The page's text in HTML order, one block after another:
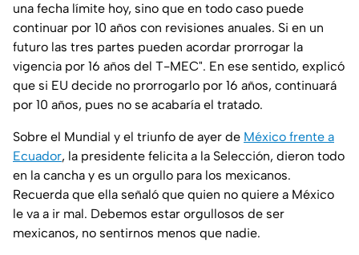
una fecha límite hoy, sino que en todo caso puede
continuar por 10 años con revisiones anuales. Si en un
futuro las tres partes pueden acordar prorrogar la
vigencia por 16 años del T-MEC". En ese sentido, explicó
que si EU decide no prorrogarlo por 16 años, continuará
por 10 años, pues no se acabaría el tratado.
Sobre el Mundial y el triunfo de ayer de México frente a
Ecuador, la presidente felicita a la Selección, dieron todo
en la cancha y es un orgullo para los mexicanos.
Recuerda que ella señaló que quien no quiere a México
le va a ir mal. Debemos estar orgullosos de ser
mexicanos, no sentirnos menos que nadie.